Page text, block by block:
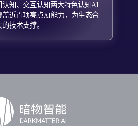
理、智慧政务、智慧文旅、智慧
、智慧康养、智慧测评等场景，
打造综合性一站式认知人工智